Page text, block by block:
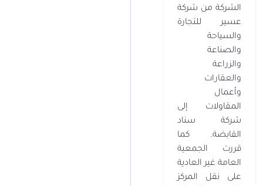
الشركة من شركة
عسير للتجارة
والسياحة
والصناعة
والزراعة
والعقارات
وأعمال
المقاولات إلى
شركة سناد
القابضة. كما
قررت الجمعية
العامة غير العادية
على نقل المركز